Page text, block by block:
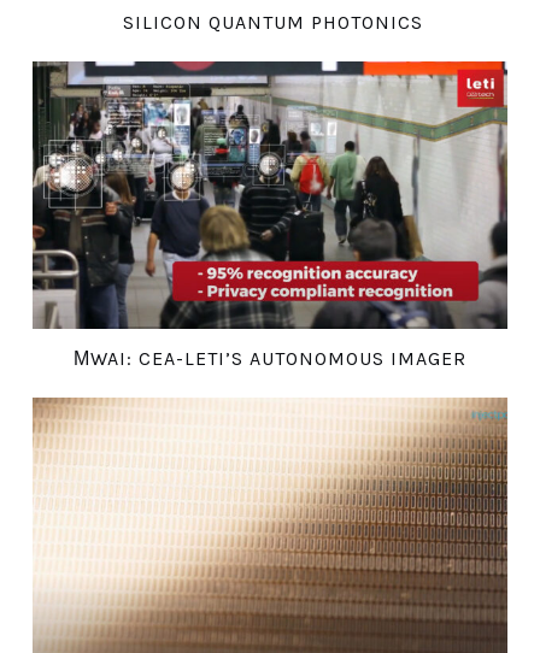
SILICON QUANTUM PHOTONICS
ΜWAI: CEA-LETI’S AUTONOMOUS IMAGER